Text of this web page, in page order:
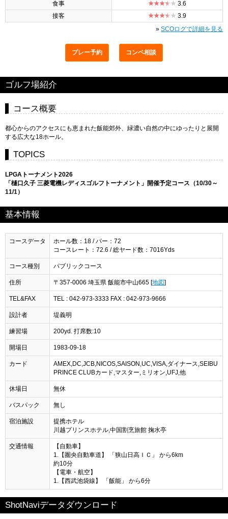
食事
3.6
接客
3.9
» SCOログで詳細を見る
プレー予約 コンペ相談
ゴルフ場紹介
コース概要
都心からのアクセスにも恵まれた飯能郊外、緑濃い自然の中にゆったりと展開
する広大な18ホール。
TOPICS
LPGAトーナメント2026
「樋口久子 三菱電機レディスゴルフトーナメント」開催予定コース（10/30～
11/1）
基本情報
コースデータ
ホール数：18 / パー：72
コースレート：72.6 / 総ヤード数：7016Yds
コース種別 パブリックコース
住所 〒357-0006 埼玉県 飯能市中山665 [地図]
TEL&FAX TEL : 042-973-3333 FAX : 042-973-9666
設計者 堤義明
練習場 200yd. 打席数:10
開場日 1983-09-18
カード
AMEX,DC,JCB,NICOS,SAISON,UC,VISA,ダイナース,SEIBU
PRINCE CLUBカード,マスター,ミリオン,UFJ,他
休場日 無休
バスパック 無し
宿泊施設
提携ホテル
川越プリンスホテル,中国割烹旅館 掬水亭
交通情報
【自動車】
1.【圏央自動車道】 「狭山日高ＩＣ」 から6km
約10分
【電車・航空】
1.【西武池袋線】 「飯能」 から6分
ShotNaviデータダウンロード